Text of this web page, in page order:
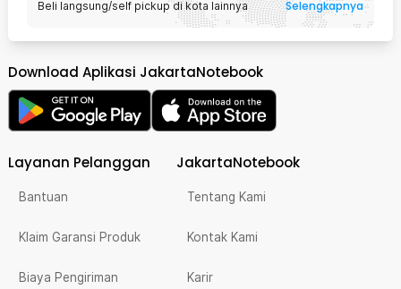
Beli langsung/self pickup di kota lainnya Selengkapnya
Download Aplikasi JakartaNotebook
Layanan Pelanggan
Bantuan
Klaim Garansi Produk
Biaya Pengiriman
JakartaNotebook
Tentang Kami
Kontak Kami
Karir